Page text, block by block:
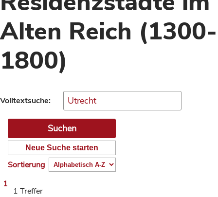
Alten Reich (1300-
1800)
Volltextsuche:
Neue Suche starten
Sortierung
1
1 Treffer